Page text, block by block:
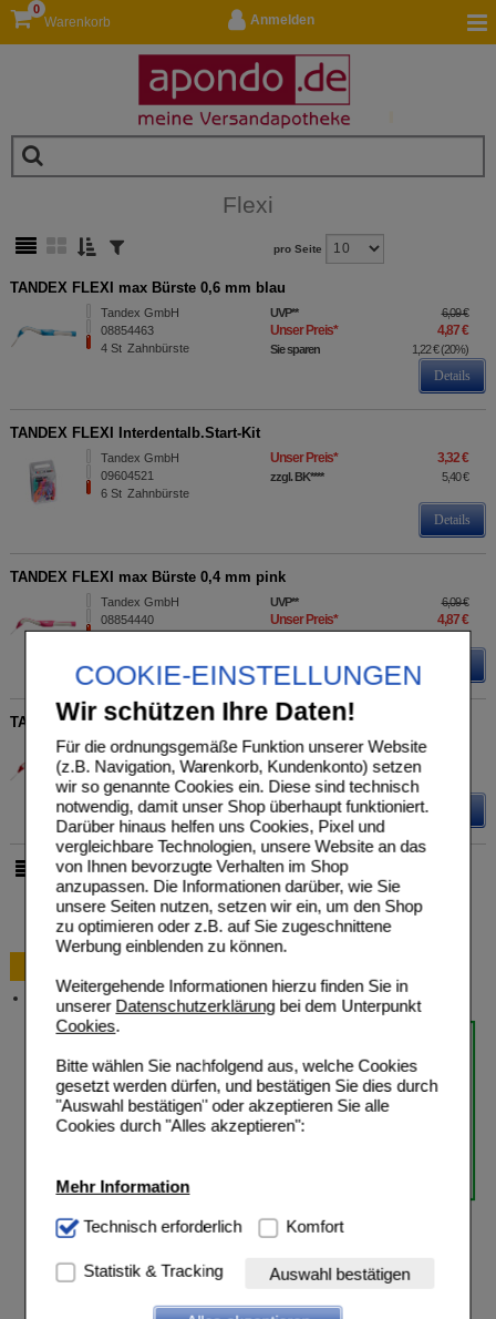
COOKIE-EINSTELLUNGEN
Wir schützen Ihre Daten!
Für die ordnungsgemäße Funktion unserer Website
(z.B. Navigation, Warenkorb, Kundenkonto) setzen
wir so genannte Cookies ein. Diese sind technisch
notwendig, damit unser Shop überhaupt funktioniert.
Darüber hinaus helfen uns Cookies, Pixel und
vergleichbare Technologien, unsere Website an das
von Ihnen bevorzugte Verhalten im Shop
anzupassen. Die Informationen darüber, wie Sie
unsere Seiten nutzen, setzen wir ein, um den Shop
zu optimieren oder z.B. auf Sie zugeschnittene
Werbung einblenden zu können.
Weitergehende Informationen hierzu finden Sie in
unserer Datenschutzerklärungbei dem Unterpunkt
Cookies.
Bitte wählen Sie nachfolgend aus, welche Cookies
gesetzt werden dürfen, und bestätigen Sie dies durch
"Auswahl bestätigen" oder akzeptieren Sie alle
Cookies durch "Alles akzeptieren":
Mehr Information
Technisch Notwendig:Hierbei handelt es sich um
Website notwendig sind (z.B. Navigation, Warenkorb,
Kundenkonto), weshalb auf diese nicht verzichtet
werden kann.
Technisch erforderlich Komfort
Statistik & Tracking Auswahl bestätigen
Anmelden
Warenkorb
0
Flexi
pro Seite
TANDEX FLEXI max Bürste 0,6 mm blau
Tandex GmbH
08854463
4 St Zahnbürste
UVP** 6,09 €
Unser Preis* 4,87 €
Sie sparen 1,22 € (20%)
Details
TANDEX FLEXI Interdentalb.Start-Kit
Tandex GmbH
09604521
6 St Zahnbürste
Unser Preis* 3,32 €
zzgl. BK**** 5,40 €
Details
TANDEX FLEXI max Bürste 0,4 mm pink
Tandex GmbH
08854440
UVP** 6,09 €
Unser Preis* 4,87 €
TANDEX FLEXI max Bürste 0,5 mm rot
Tandex GmbH
08854457
4St Zahnbürste
UVP**
Unser Preis*
Sie sparen 1,22 €
pro Seite
Versandkosten